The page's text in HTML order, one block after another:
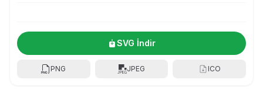
SVG İndir
PNG JPEG ICO